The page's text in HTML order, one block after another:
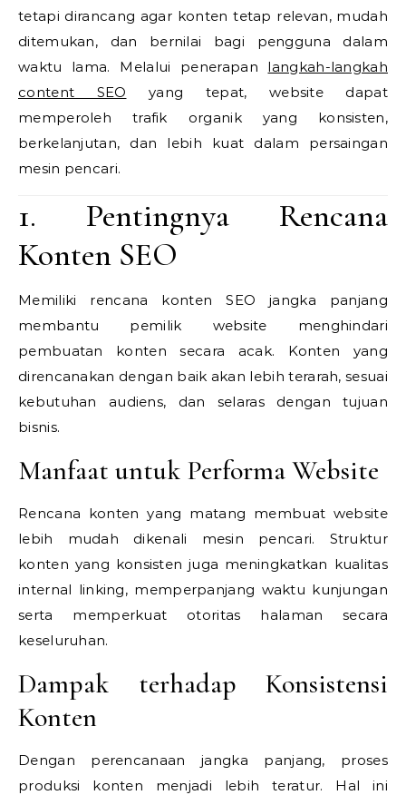
tetapi dirancang agar konten tetap relevan, mudah
ditemukan, dan bernilai bagi pengguna dalam
waktu lama. Melalui penerapan langkah-langkah
content SEO yang tepat, website dapat
memperoleh trafik organik yang konsisten,
berkelanjutan, dan lebih kuat dalam persaingan
mesin pencari.
1. Pentingnya Rencana
Konten SEO
Memiliki rencana konten SEO jangka panjang
membantu pemilik website menghindari
pembuatan konten secara acak. Konten yang
direncanakan dengan baik akan lebih terarah, sesuai
kebutuhan audiens, dan selaras dengan tujuan
bisnis.
Manfaat untuk Performa Website
Rencana konten yang matang membuat website
lebih mudah dikenali mesin pencari. Struktur
konten yang konsisten juga meningkatkan kualitas
internal linking, memperpanjang waktu kunjungan
serta memperkuat otoritas halaman secara
keseluruhan.
Dampak terhadap Konsistensi
Konten
Dengan perencanaan jangka panjang, proses
produksi konten menjadi lebih teratur. Hal ini